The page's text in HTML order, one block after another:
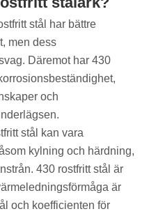
stål har bättre
men dess
Däremot har 430
och
stål kan vara
kylning och härdning,
430 rostfritt stål är
är
och koefficienten för